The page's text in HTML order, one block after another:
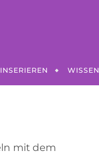
WISSEN
mit dem